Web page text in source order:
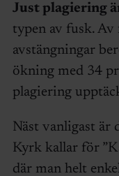
Just plagiering
typen av fusk.
avstängningar
ökning med 34
plagiering
Näst vanligast är
Kyrk kallar för
där man helt